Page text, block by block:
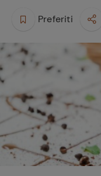
e
ricetta
il
frutta
sensi di
Preferiti